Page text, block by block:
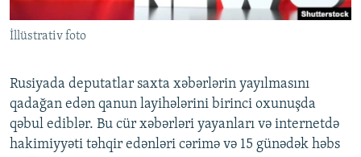
İZ - MƏDƏNIYYƏT PROQRAMI
MATERIALLARIMIZDAN ISTIFADƏ
AZADLIQRADIOSU MOBIL TELEFONUNUZDA
XƏBƏR BÜLLETENLƏRIMIZ
RFE/RL-in bütün saytları
İllüstrativ foto
Rusiyada deputatlar saxta xəbərlərin yayılmasını
qadağan edən qanun layihələrini birinci oxunuşda
qəbul ediblər. Bu cür xəbərləri yayanları və internetdə
hakimiyyəti təhqir edənləri cərimə və 15 günədək həbs